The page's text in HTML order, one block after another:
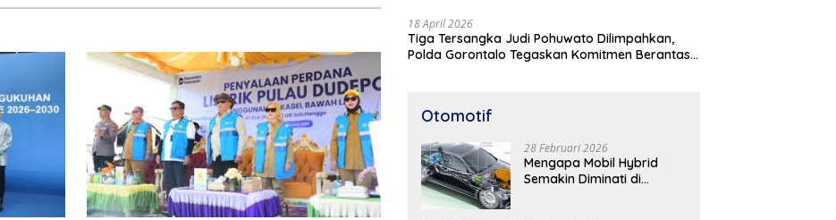
18 April 2026
Tiga Tersangka Judi Pohuwato Dilimpahkan,
Polda Gorontalo Tegaskan Komitmen Berantas
Otomotif
28 Februari 2026
Mengapa Mobil Hybrid
Semakin Diminati di